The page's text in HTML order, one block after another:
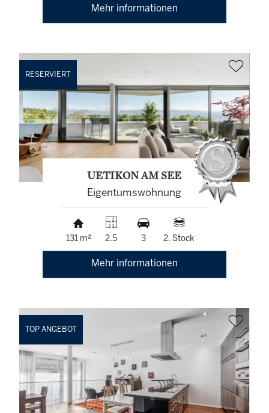
Mehr informationen
RESERVIERT
UETIKON AM SEE
Eigentumswohnung
131 m² 2.5 3 2. Stock
Mehr informationen
TOP ANGEBOT